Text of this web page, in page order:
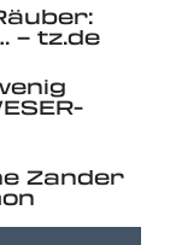
– tz.de
Zander